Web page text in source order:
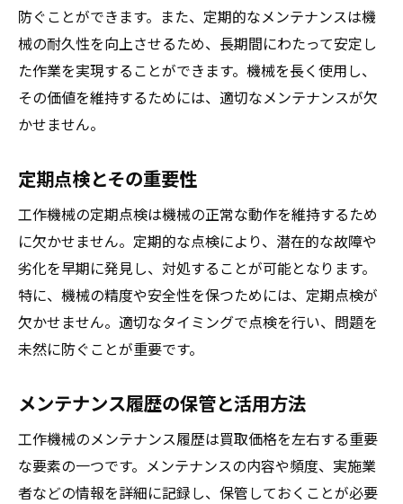
防ぐことができます。また、定期的なメンテナンスは機
械の耐久性を向上させるため、長期間にわたって安定し
た作業を実現することができます。機械を長く使用し、
その価値を維持するためには、適切なメンテナンスが欠
かせません。
定期点検とその重要性
工作機械の定期点検は機械の正常な動作を維持するため
に欠かせません。定期的な点検により、潜在的な故障や
劣化を早期に発見し、対処することが可能となります。
特に、機械の精度や安全性を保つためには、定期点検が
欠かせません。適切なタイミングで点検を行い、問題を
未然に防ぐことが重要です。
メンテナンス履歴の保管と活用方法
工作機械のメンテナンス履歴は買取価格を左右する重要
な要素の一つです。メンテナンスの内容や頻度、実施業
者などの情報を詳細に記録し、保管しておくことが必要